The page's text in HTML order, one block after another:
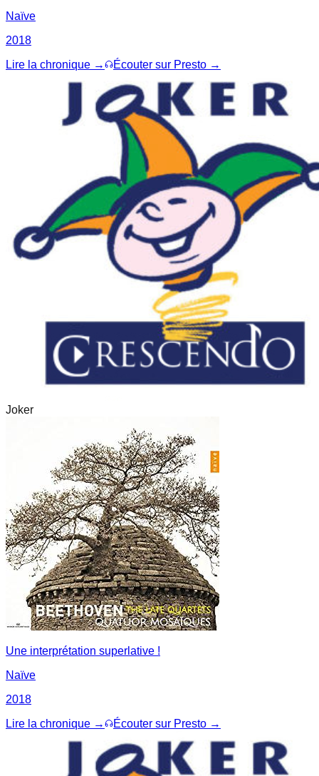
Naïve
2018
Lire la chronique →
Écouter sur Presto →
Joker
Une interprétation superlative !
Naïve
2018
Lire la chronique →
Écouter sur Presto →